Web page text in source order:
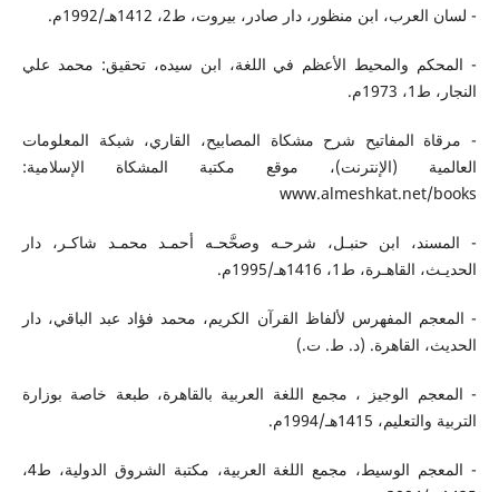
- لسان العرب، ابن منظور، دار صادر، بيروت، ط2، 1412هـ/1992م.
- المحكم والمحيط الأعظم في اللغة، ابن سيده، تحقيق: محمد علي
النجار، ط1، 1973م.
- مرقاة المفاتيح شرح مشكاة المصابيح، القاري، شبكة المعلومات
العالمية (الإنترنت)، موقع مكتبة المشكاة الإسلامية:
www.almeshkat.net/books
- المسند، ابن حنبـل، شرحـه وصحَّحـه أحمـد محمـد شاكـر، دار
الحديـث، القاهـرة، ط1، 1416هـ/1995م.
- المعجم المفهرس لألفاظ القرآن الكريم، محمد فؤاد عبد الباقي، دار
الحديث، القاهرة. (د. ط. ت.)
- المعجم الوجيز ، مجمع اللغة العربية بالقاهرة، طبعة خاصة بوزارة
التربية والتعليم، 1415هـ/1994م.
- المعجم الوسيط، مجمع اللغة العربية، مكتبة الشروق الدولية، ط4،